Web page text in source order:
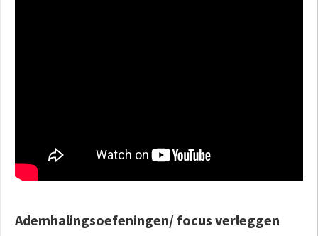
Ademhalingsoefeningen/ focus verleggen